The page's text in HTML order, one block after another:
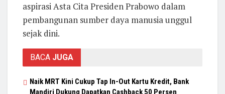
aspirasi Asta Cita Presiden Prabowo dalam
pembangunan sumber daya manusia unggul
sejak dini.
BACA JUGA
Naik MRT Kini Cukup Tap In-Out Kartu Kredit, Bank
Mandiri Dukung Dapatkan Cashback 50 Persen